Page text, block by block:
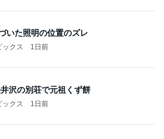
過ぎだったゴルフスコア
クス 13時間前